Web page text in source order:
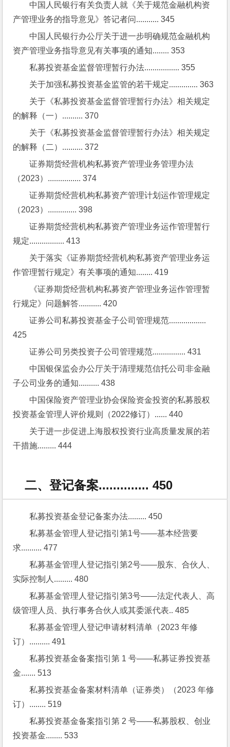
中国人民银行有关负责人就《关于规范金融机构资
产管理业务的指导意见》答记者问........... 345
中国人民银行办公厅关于进一步明确规范金融机构
资产管理业务指导意见有关事项的通知........ 353
私募投资基金监督管理暂行办法................. 355
关于加强私募投资基金监管的若干规定.............. 363
关于《私募投资基金监督管理暂行办法》相关规定
的解释（一）.......... 370
关于《私募投资基金监督管理暂行办法》相关规定
的解释（二）.......... 372
证券期货经营机构私募资产管理业务管理办法
（2023）................ 374
证券期货经营机构私募资产管理计划运作管理规定
（2023）.............. 398
证券期货经营机构私募资产管理业务运作管理暂行
规定................. 413
关于落实《证券期货经营机构私募资产管理业务运
作管理暂行规定》有关事项的通知........ 419
《证券期货经营机构私募资产管理业务运作管理暂
行规定》问题解答........... 420
证券公司私募投资基金子公司管理规范..................
425
证券公司另类投资子公司管理规范................ 431
中国银保监会办公厅关于清理规范信托公司非金融
子公司业务的通知.......... 438
中国保险资产管理业协会保险资金投资的私募股权
投资基金管理人评价规则（2022修订）...... 440
关于进一步促进上海股权投资行业高质量发展的若
干措施......... 444
二、登记备案.............. 450
私募投资基金登记备案办法......... 450
私募基金管理人登记指引第1号——基本经营要
求.......... 477
私募基金管理人登记指引第2号——股东、合伙人、
实际控制人......... 480
私募基金管理人登记指引第3号——法定代表人、高
级管理人员、执行事务合伙人或其委派代表.. 485
私募基金管理人登记申请材料清单（2023 年修
订）.......... 491
私募投资基金备案指引第 1 号——私募证券投资基
金....... 513
私募投资基金备案材料清单（证券类）（2023 年修
订）........ 519
私募投资基金备案指引第 2 号——私募股权、创业
投资基金........ 533